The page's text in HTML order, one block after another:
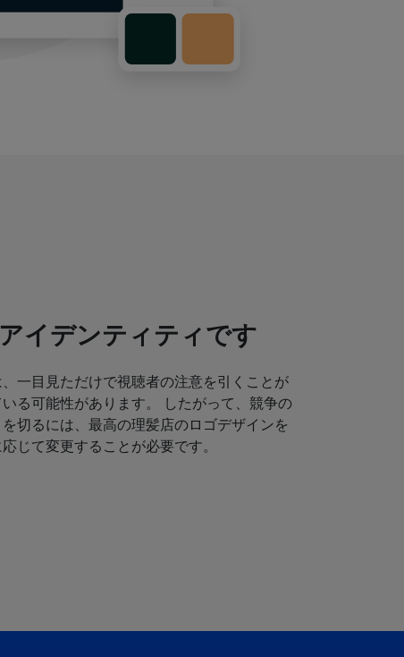
イデンティティです
一目見ただけで視聴者の注意を引くことが
る可能性があります。 したがって、競争の
切るには、最高の理髪店のロゴデザインを
じて変更することが必要です。